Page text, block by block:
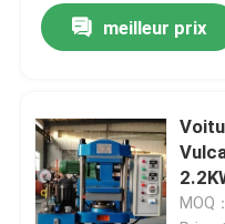
meilleur prix
MOQ